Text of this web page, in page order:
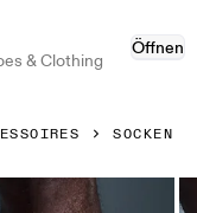
& Clothing
Öffnen
SOCKEN
Sock High